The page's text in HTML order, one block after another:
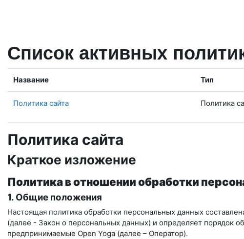
Список активных
Название Тип
Политика сайта Политика
Политика сайта
Краткое изложение
Политика в отношении обработки
1. Общие положения
Настоящая политика обработки персональных данных
(далее - Закон о персональных данных) и определяет порядок
предпринимаемые Open Yoga (далее – Оператор).